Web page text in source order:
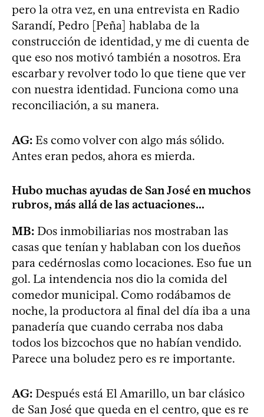
pero la otra vez, en una entrevista en Radio
Sarandí, Pedro [Peña] hablaba de la
construcción de identidad, y me di cuenta de
que eso nos motivó también a nosotros. Era
escarbar y revolver todo lo que tiene que ver
con nuestra identidad. Funciona como una
reconciliación, a su manera.
AG: Es como volver con algo más sólido.
Antes eran pedos, ahora es mierda.
Hubo muchas ayudas de San José en muchos
rubros, más allá de las actuaciones...
MB: Dos inmobiliarias nos mostraban las
casas que tenían y hablaban con los dueños
para cedérnoslas como locaciones. Eso fue un
gol. La intendencia nos dio la comida del
comedor municipal. Como rodábamos de
noche, la productora al final del día iba a una
panadería que cuando cerraba nos daba
todos los bizcochos que no habían vendido.
Parece una boludez pero es re importante.
AG: Después está El Amarillo, un bar clásico
de San José que queda en el centro, que es re